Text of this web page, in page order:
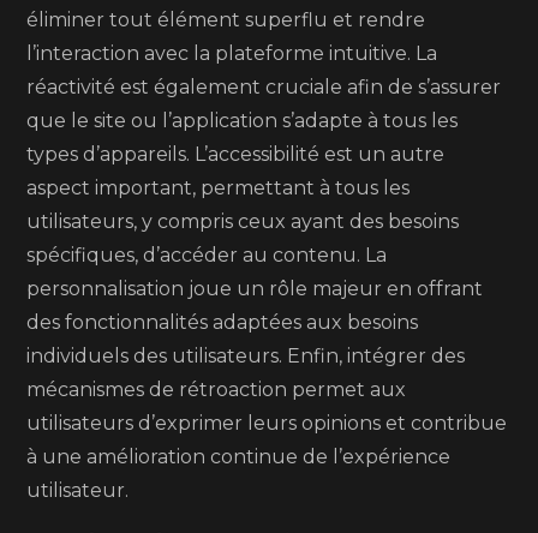
éliminer tout élément superflu et rendre
l’interaction avec la plateforme intuitive. La
réactivité est également cruciale afin de s’assurer
que le site ou l’application s’adapte à tous les
types d’appareils. L’accessibilité est un autre
aspect important, permettant à tous les
utilisateurs, y compris ceux ayant des besoins
spécifiques, d’accéder au contenu. La
personnalisation joue un rôle majeur en offrant
des fonctionnalités adaptées aux besoins
individuels des utilisateurs. Enfin, intégrer des
mécanismes de rétroaction permet aux
utilisateurs d’exprimer leurs opinions et contribue
à une amélioration continue de l’expérience
utilisateur.